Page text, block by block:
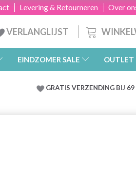
Over
Levering & Retourneren
VERLANGLIJST
EINDZOMER SALE OUTLET
GRATIS VERZENDING BIJ 69